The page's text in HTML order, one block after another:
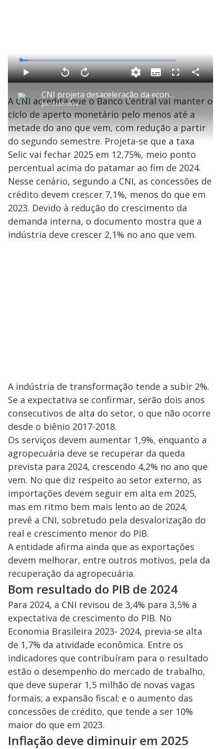
P
l
a
y
V
i
CNI projeta desaceleração da economia brasileira para 2025
porEconomia
P V
t
a
r
0
s
e
g
n
d
s
A
n
ç
a
1
0
s
e
u
n
o
s
M
u
o
L
o
a
d
e
4
.
7
%
S
u
b
i
t
l
s
F
s
c
e
e
n
C
o
a
r
h
a
A CNI acredita que o Banco Central vai manter o
ciclo de aperto monetário pelo menos até a
metade do ano que vem, com redução a partir
do segundo semestre. Projeta-se que a taxa
Selic vai fechar 2025 em 12,75%, meio ponto
percentual acima do patamar ao fim de 2024.
Nesse cenário, segundo a CNI, as concessões de
crédito devem crescer 7,1%, menos do que em
2023. Devido à redução do crescimento da
demanda interna, o documento mostra que a
indústria deve crescer 2,1% no ano que vem.
A indústria de transformação tende a subir 2%.
Se a expectativa se confirmar, serão dois anos
consecutivos de alta do setor, o que não ocorre
desde o biênio 2017-2018.
Os serviços devem aumentar 1,9%, enquanto a
agropecuária deve se recuperar da queda
prevista para 2024, crescendo 4,2% no ano que
vem. No que diz respeito ao setor externo, as
importações devem seguir em alta em 2025,
mas em ritmo bem mais lento ao de 2024,
prevê a CNI, sobretudo pela desvalorização do
real e crescimento menor do PIB.
A entidade afirma ainda que as exportações
devem melhorar, entre outros motivos, pela da
recuperação da agropecuária.
Bom resultado do PIB de 2024
Para 2024, a CNI revisou de 3,4% para 3,5% a
expectativa de crescimento do PIB. No
Economia Brasileira 2023- 2024, previa-se alta
de 1,7% da atividade econômica. Entre os
indicadores que contribuíram para o resultado
estão o desempenho do mercado de trabalho,
que deve superar 1,5 milhão de novas vagas
formais; a expansão fiscal; e o aumento das
concessões de crédito, que tende a ser 10%
maior do que em 2023.
Inflação deve diminuir em 2025